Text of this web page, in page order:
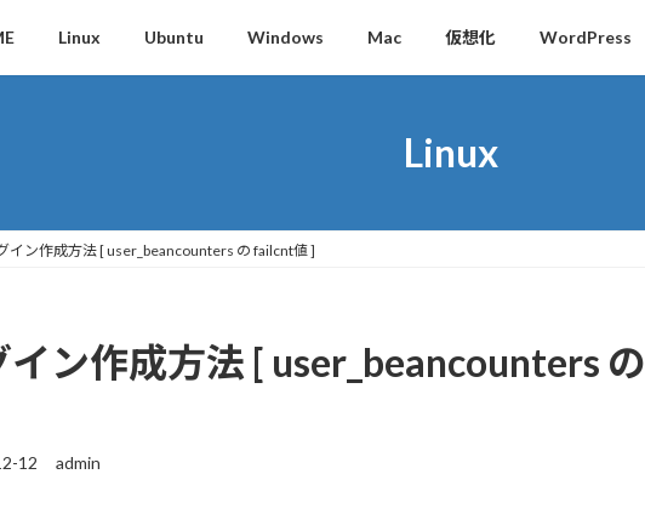
Linux Ubuntu Windows Mac 仮想化 WordPress
Linux
イン作成方法 [ user_beancounters の failcnt値 ]
ン作成方法 [ user_beancounters の
12 admin